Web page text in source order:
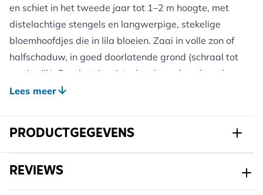
en schiet in het tweede jaar tot 1–2 m hoogte, met
distelachtige stengels en langwerpige, stekelige
bloemhoofdjes die in lila bloeien. Zaai in volle zon of
halfschaduw, in goed doorlatende grond (schraal tot
matig rijk). De plant is winterhard; een beschermlaag
van organisch materiaal is niet noodzakelijk, maar
en vlinders lokken; zodra zaden rijpen, komen putters
en andere vogels eten. Na zaadvorming sterft de
plant af, maar uitgevallen zaad geeft nieuwe
exemplaren. De stekelige stengels kun je in de winter
Lees meer
PRODUCTGEGEVENS
Art.nr.
Merk Kwekerij Verhoeven
REVIEWS